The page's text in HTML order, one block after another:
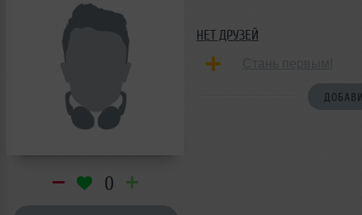
0
НЕТ ДРУЗЕЙ